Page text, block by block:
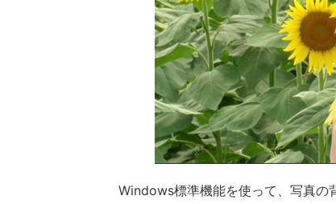
Windows標準機能を使って、写真の